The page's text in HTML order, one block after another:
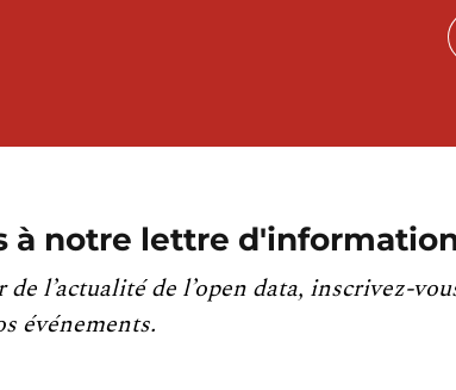
à notre lettre
l’actualité de l’open data, inscrivez-
événements.